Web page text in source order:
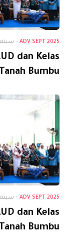
ADV SEPT 2025
- سبتمبر 13,
dan Kelas
Bumbu
ADV SEPT 2025
- سبتمبر 13,
dan Kelas
Bumbu